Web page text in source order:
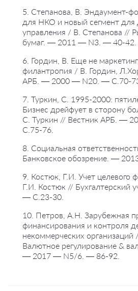
5. Степанова, В. Эндаумент-
для НКО и новый сегмент для
управления / В. Степанова //
бумаг. — 2011 — N3. — 40-42.
6. Гордин, В. Еще не
филантропия / В. Гордин,
АРБ. — 2000 — N20. — С.70-
7. Туркин, С. 1995-2000:
Бизнес дрейфует в сторону
С. Туркин // Вестник АРБ. —
С.75-76.
8. Социальная
Банковское обозрение. —
9. Костюк, Г.И. Учет целевого
Г.И. Костюк // Бухгалтерский
— С.23-30.
10. Петров, А.Н. Зарубежная
финансирования и контроля
некоммерческих
Валютное регулирование &
— 2017 — N5/6. — 86-92.